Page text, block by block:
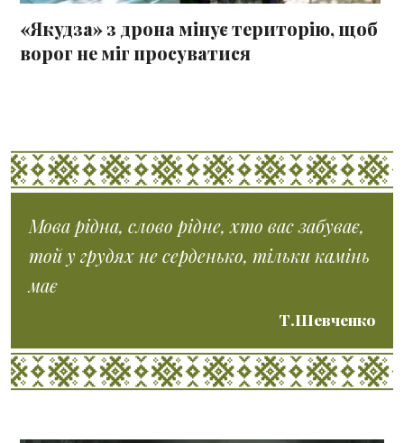
«Якудза» з дрона мінує територію, щоб
ворог не міг просуватися
Мова рідна, слово рідне, хто вас забуває,
той у грудях не серденько, тільки камінь
має
Т.Шевченко